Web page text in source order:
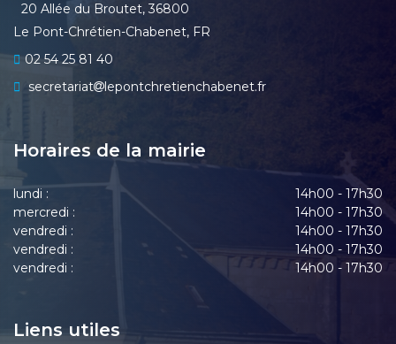
20 Allée du Broutet, 36800
Le Pont-Chrétien-Chabenet, FR
02 54 25 81 40
secretariat
lepontchretienchabenet.fr
Horaires de la mairie
lundi :
14h00 - 17h30
mercredi :
14h00 - 17h30
vendredi :
14h00 - 17h30
vendredi :
14h00 - 17h30
vendredi :
14h00 - 17h30
Liens utiles